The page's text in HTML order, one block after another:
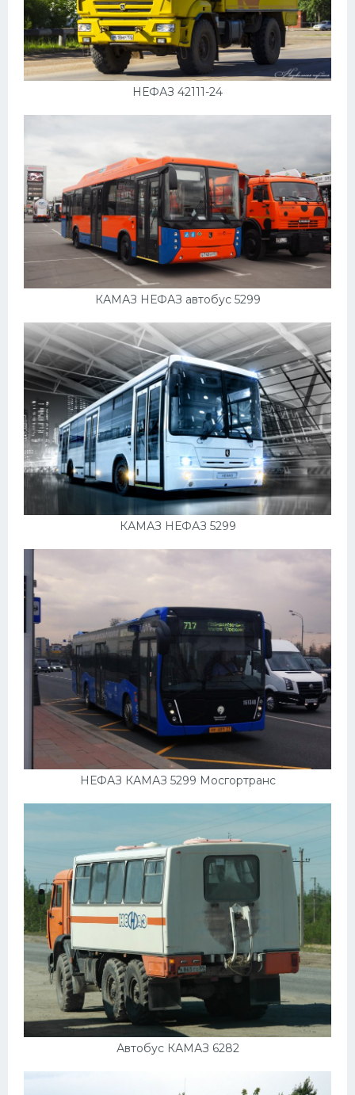
НЕФАЗ 42111-24
КАМАЗ НЕФАЗ автобус 5299
КАМАЗ НЕФАЗ 5299
НЕФАЗ КАМАЗ 5299 Мосгортранс
Автобус КАМАЗ 6282